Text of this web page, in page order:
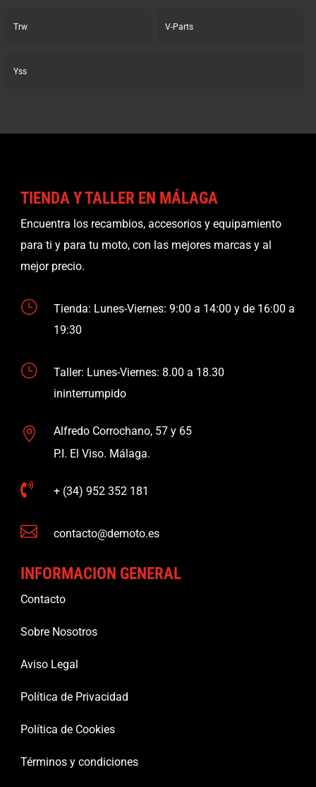
Trw V-Parts
Yss
TIENDA Y TALLER EN MÁLAGA
Encuentra los recambios, accesorios y equipamiento
para ti y para tu moto, con las mejores marcas y al
mejor precio.
}
Tienda: Lunes-Viernes: 9:00 a 14:00 y de 16:00 a
19:30
}
Taller: Lunes-Viernes: 8.00 a 18.30
ininterrumpido

Alfredo Corrochano, 57 y 65
P.I. El Viso. Málaga.
 + (34) 952 352 181
 contacto@demoto.es
INFORMACION GENERAL
Contacto
Sobre Nosotros
Aviso Legal
Política de Privacidad
Política de Cookies
Términos y condiciones